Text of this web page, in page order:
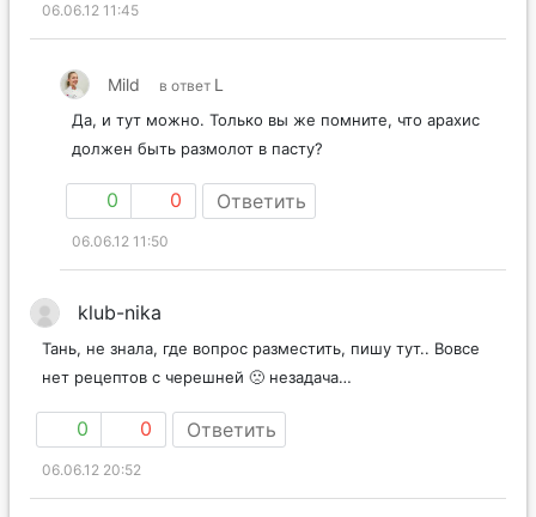
06.06.12 11:45
Mild в ответ L
Да, и тут можно. Только вы же помните, что арахис
должен быть размолот в пасту?
0 0 Ответить
06.06.12 11:50
klub-nika
Тань, не знала, где вопрос разместить, пишу тут.. Вовсе
нет рецептов с черешней 🙁 незадача…
0 0 Ответить
06.06.12 20:52